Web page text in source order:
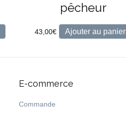
pêcheur
43,00€ Ajouter au panier
E-commerce
Commande